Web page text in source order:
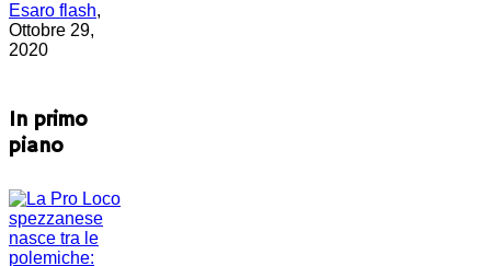
Esaro flash,
Ottobre 29,
2020
In primo
piano